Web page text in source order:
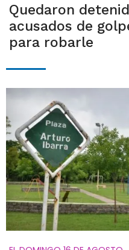
Quedaron
acusados de
para robarle